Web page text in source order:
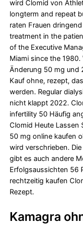
wird Clomid von
longterm and repeat
raten Frauen
treatment in the
of the Executive
Miami since the
Änderung 50 mg und
Kauf ohne, rezept,
werden. Regular
nicht klappt 2022.
infertility 50 Häufig
Clomid Heute Lassen
50 mg online kaufen
wird verschrieben.
gibt es auch andere
Erfolgsaussichten 56
rechtzeitig kaufen
Rezept.
Kamagra